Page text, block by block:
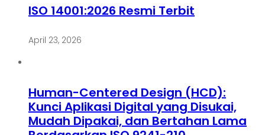
ISO 14001:2026 Resmi Terbit
April 23, 2026
Human-Centered Design (HCD):
Kunci Aplikasi Digital yang Disukai,
Mudah Dipakai, dan Bertahan Lama